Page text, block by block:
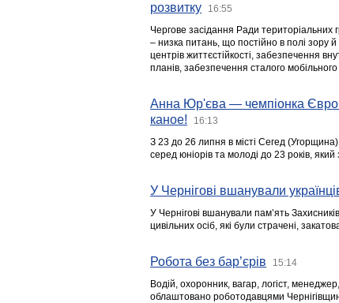
розвитку
16:55
Чергове засідання Ради територіальних
– низка питань, що постійно в полі зору
центрів життєстійкості, забезпечення
планів, забезпечення сталого мобільного
Анна Юр'єва — чемпіонка
каное!
16:13
З 23 до 26 липня в місті Сегед
серед юніорів та молоді до 23 років,
У Чернігові вшанували
У Чернігові вшанували пам’ять
цивільних осіб, які були страчені,
Робота без бар’єрів 15:14
Водій, охоронник, вагар, логіст,
облаштовано роботодавцями